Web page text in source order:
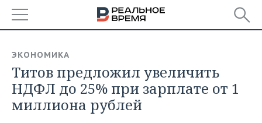
БАШКОРТОСТАН
ТАТАРСТАН
НОВОСТИ
АНАЛИТИКА
ЭКОНОМИКА
Титов предложил увеличить
НДФЛ до 25% при зарплате от 1
миллиона рублей